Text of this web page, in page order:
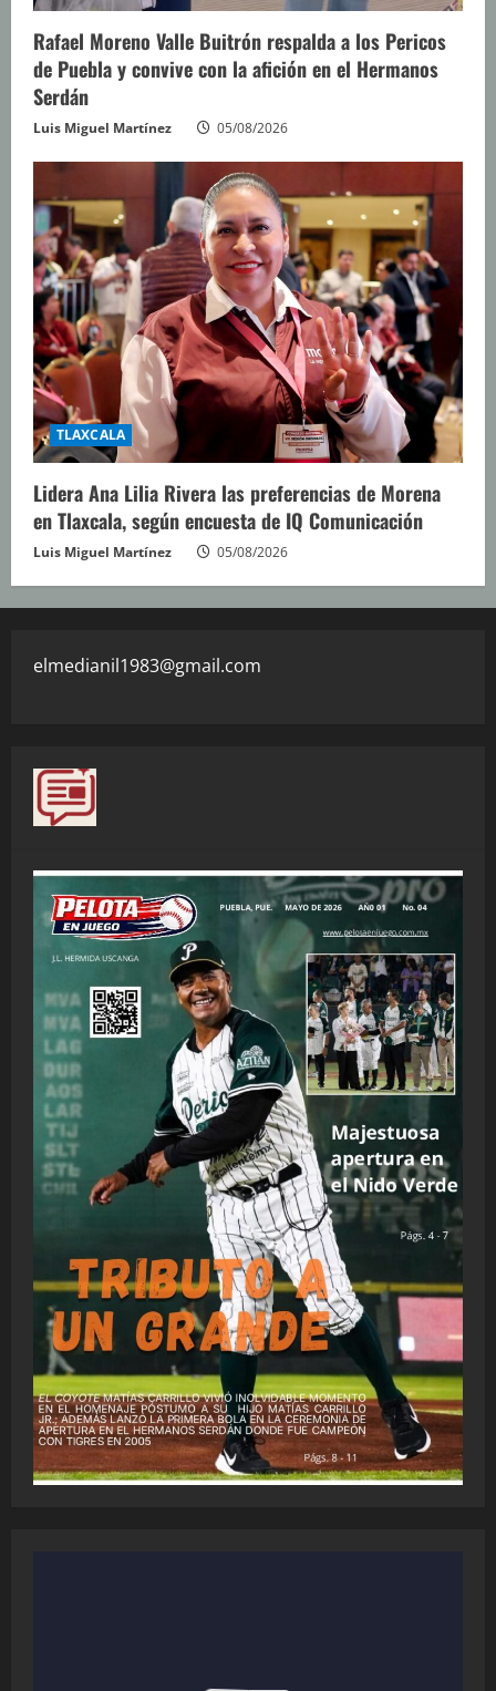
Rafael Moreno Valle Buitrón respalda a los Pericos
de Puebla y convive con la afición en el Hermanos
Serdán
Luis Miguel Martínez 05/08/2026
TLAXCALA
Lidera Ana Lilia Rivera las preferencias de Morena
en Tlaxcala, según encuesta de IQ Comunicación
Luis Miguel Martínez 05/08/2026
elmedianil1983@gmail.com